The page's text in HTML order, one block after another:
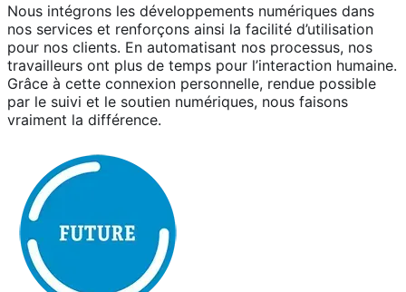
Nous intégrons les développements numériques dans
nos services et renforçons ainsi la facilité d’utilisation
pour nos clients. En automatisant nos processus, nos
travailleurs ont plus de temps pour l’interaction humaine.
Grâce à cette connexion personnelle, rendue possible
par le suivi et le soutien numériques, nous faisons
vraiment la différence.